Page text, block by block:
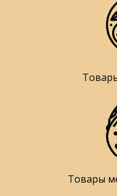
Товары